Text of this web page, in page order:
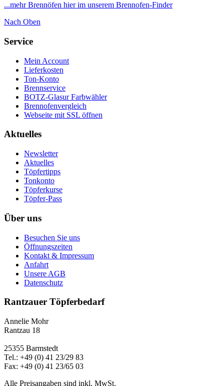
...mehr Brennöfen hier im unserem Brennofen-Finder
Nach Oben
Service
Mein Account
Lieferkosten
Ton-Konto
Brennservice
BOTZ-Glasur Farbwähler
Brennofenvergleich
Webseite mit SSL öffnen
Aktuelles
Newsletter
Aktuelles
Töpfertipps
Tonkonto
Töpferkurse
Töpfer-Pass
Über uns
Besuchen Sie uns
Öffnungszeiten
Kontakt & Impressum
Anfahrt
Unsere AGB
Datenschutz
Rantzauer Töpferbedarf
Annelie Mohr
Rantzau 18
25355 Barmstedt
Tel.: +49 (0) 41 23/29 83
Fax: +49 (0) 41 23/65 03
Alle Preisangaben sind inkl. MwSt.